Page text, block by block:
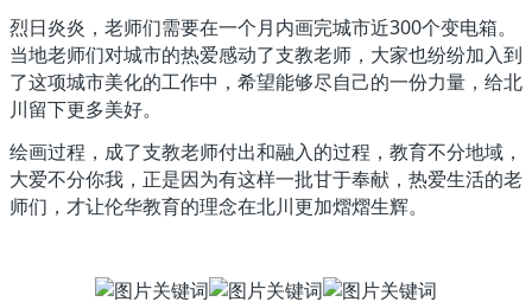
烈日炎炎，老师们需要在一个月内画完城市近300个变电箱。
当地老师们对城市的热爱感动了支教老师，大家也纷纷加入到
了这项城市美化的工作中，希望能够尽自己的一份力量，给北
川留下更多美好。
绘画过程，成了支教老师付出和融入的过程，教育不分地域，
大爱不分你我，正是因为有这样一批甘于奉献，热爱生活的老
师们，才让伦华教育的理念在北川更加熠熠生辉。